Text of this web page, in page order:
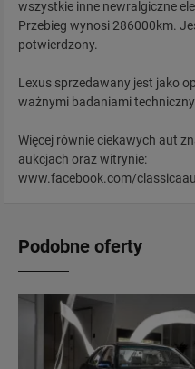
wszystkie inne newralgiczne
Przebieg wynosi 286000km.
potwierdzony.
Lexus sprzedawany jest jako
ważnymi badaniami
Więcej równie ciekawych aut
aukcjach oraz witrynie:
www.facebook.com/
Podobne oferty